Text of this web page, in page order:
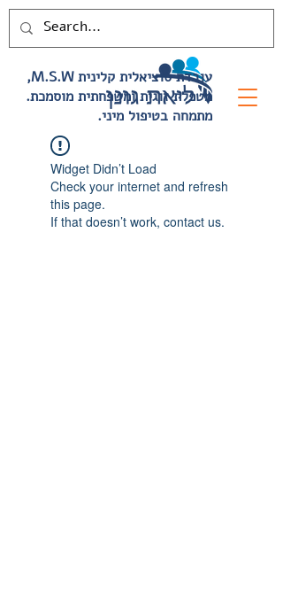
,M.S.W עובדת סוציאלית קלינית
.מטפלת זוגית ומשפחתית מוסמכת
.מתמחה בטיפול מיני
Widget Didn’t Load
Check your internet and refresh
this page.
If that doesn’t work, contact us.